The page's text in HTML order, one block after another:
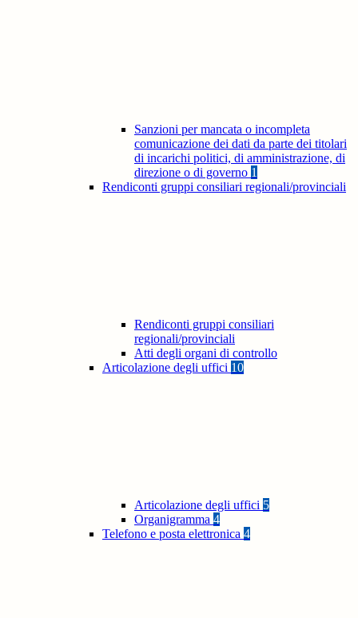
Sanzioni per mancata o incompleta
comunicazione dei dati da parte dei titolari
di incarichi politici, di amministrazione, di
direzione o di governo 1
Rendiconti gruppi consiliari regionali/provinciali
Rendiconti gruppi consiliari
regionali/provinciali
Atti degli organi di controllo
Articolazione degli uffici 10
Articolazione degli uffici 5
Organigramma 4
Telefono e posta elettronica 4